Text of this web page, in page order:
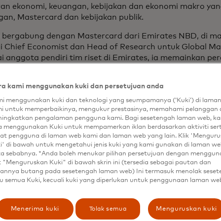
ekonomi, keuangan, kebijakan dan ekonomi makro
Mastercard dan kebijakan publik.
bergabung dengan Mastercard dari Emirates NBD, di
Chief Economist dan Head of Research untuk Global
anggota pendiri tim riset di Emirates, ia memainkan
wawasan makroekonomi bank untuk GCC
luas. Dengan pengalaman lebih dari 20 tahun
berkembang di tiga benua, Khatija membawa banyak
ke dalam tim kami. Sebelum bertugas di Dubai, beliau
di Deutsche Bank di London, dengan fokus di Eropa
terkenal dengan kemampuannya dalam membuat
menjadi mudah dipahami dan relevan, dan ia
dicari baik di media lokal maupun internasional.
di berbagai platform seperti Bloomberg TV dan
publikasi cetak dan online.
kami menggunakan kuki dan persetujuan anda
menggunakan kuki dan teknologi yang seumpamanya (‘Kuki’) di
untuk memperbaikinya, mengukur prestasinya, memahami pelanggan
pengalaman pengguna kami. Bagi sesetengah laman web,
menggunakan Kuki untuk mempamerkan iklan berdasarkan aktiviti
pengguna di laman web kami dan laman web yang lain. Klik
di bawah untuk mengetahui jenis kuki yang kami gunakan di laman
sebabnya. *Anda boleh menukar pilihan persetujuan dengan
"Menguruskan Kuki" di bawah skrin ini (tersedia sebagai pautan dan
butang pada sesetengah laman web) Ini termasuk menolak
semua Kuki, kecuali kuki yang diperlukan untuk penggunaan laman
Menerima kuki Tolak semua Menguruskan kuki